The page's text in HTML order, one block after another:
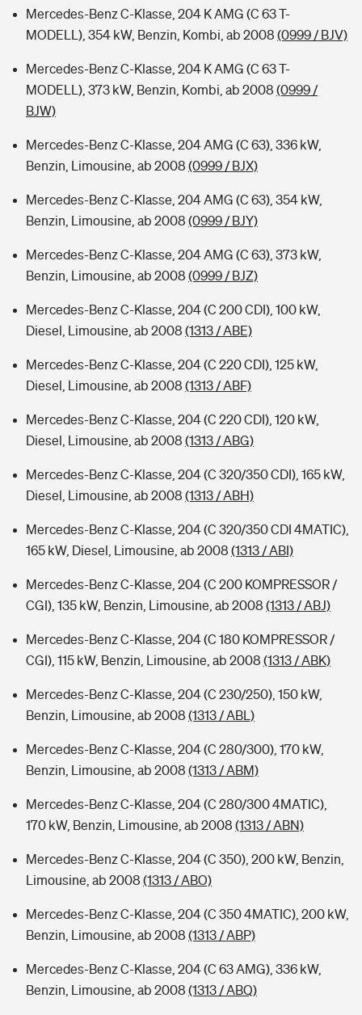
Mercedes-Benz C-Klasse, 204 K AMG (C 63 T-
MODELL), 354 kW, Benzin, Kombi, ab 2008 (0999 / BJV)
Mercedes-Benz C-Klasse, 204 K AMG (C 63 T-
MODELL), 373 kW, Benzin, Kombi, ab 2008 (0999 /
BJW)
Mercedes-Benz C-Klasse, 204 AMG (C 63), 336 kW,
Benzin, Limousine, ab 2008 (0999 / BJX)
Mercedes-Benz C-Klasse, 204 AMG (C 63), 354 kW,
Benzin, Limousine, ab 2008 (0999 / BJY)
Mercedes-Benz C-Klasse, 204 AMG (C 63), 373 kW,
Benzin, Limousine, ab 2008 (0999 / BJZ)
Mercedes-Benz C-Klasse, 204 (C 200 CDI), 100 kW,
Diesel, Limousine, ab 2008 (1313 / ABE)
Mercedes-Benz C-Klasse, 204 (C 220 CDI), 125 kW,
Diesel, Limousine, ab 2008 (1313 / ABF)
Mercedes-Benz C-Klasse, 204 (C 220 CDI), 120 kW,
Diesel, Limousine, ab 2008 (1313 / ABG)
Mercedes-Benz C-Klasse, 204 (C 320/350 CDI), 165 kW,
Diesel, Limousine, ab 2008 (1313 / ABH)
Mercedes-Benz C-Klasse, 204 (C 320/350 CDI 4MATIC),
165 kW, Diesel, Limousine, ab 2008 (1313 / ABI)
Mercedes-Benz C-Klasse, 204 (C 200 KOMPRESSOR /
CGI), 135 kW, Benzin, Limousine, ab 2008 (1313 / ABJ)
Mercedes-Benz C-Klasse, 204 (C 180 KOMPRESSOR /
CGI), 115 kW, Benzin, Limousine, ab 2008 (1313 / ABK)
Mercedes-Benz C-Klasse, 204 (C 230/250), 150 kW,
Benzin, Limousine, ab 2008 (1313 / ABL)
Mercedes-Benz C-Klasse, 204 (C 280/300), 170 kW,
Benzin, Limousine, ab 2008 (1313 / ABM)
Mercedes-Benz C-Klasse, 204 (C 280/300 4MATIC),
170 kW, Benzin, Limousine, ab 2008 (1313 / ABN)
Mercedes-Benz C-Klasse, 204 (C 350), 200 kW, Benzin,
Limousine, ab 2008 (1313 / ABO)
Mercedes-Benz C-Klasse, 204 (C 350 4MATIC), 200 kW,
Benzin, Limousine, ab 2008 (1313 / ABP)
Mercedes-Benz C-Klasse, 204 (C 63 AMG), 336 kW,
Benzin, Limousine, ab 2008 (1313 / ABQ)